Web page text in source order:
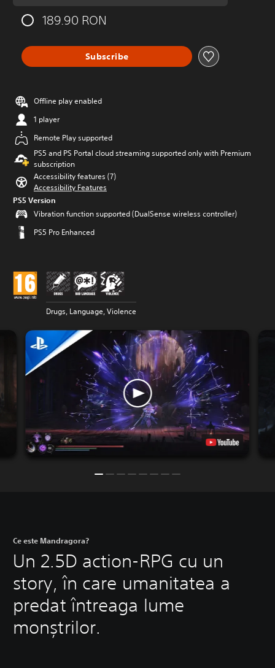
189.90 RON
Subscribe
Offline play enabled
1 player
Remote Play supported
PS5 and PS Portal cloud streaming supported only with Premium
subscription
Accessibility features (7)
Accessibility Features
PS5 Version
Vibration function supported (DualSense wireless controller)
PS5 Pro Enhanced
Drugs, Language, Violence
Ce este Mandragora?
Un 2.5D action-RPG cu un
story, în care umanitatea a
predat întreaga lume
monștrilor.